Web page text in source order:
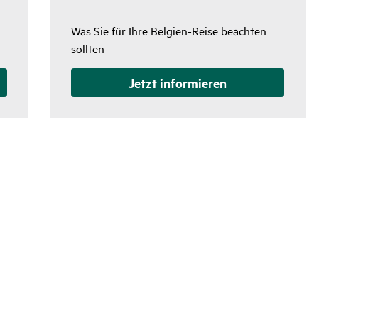
Was Sie für Ihre Belgien-Reise beachten
sollten
Jetzt infor­mieren